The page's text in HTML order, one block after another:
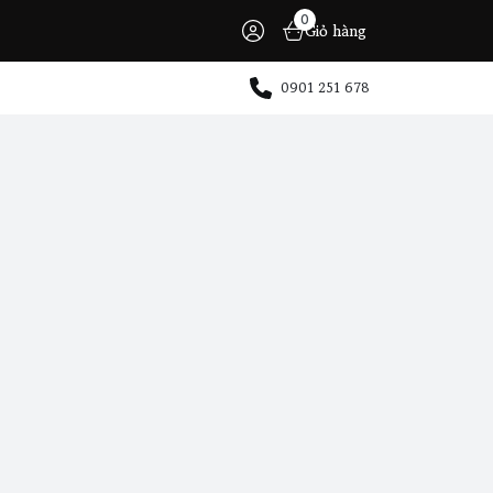
0
Giỏ hàng
0901 251 678